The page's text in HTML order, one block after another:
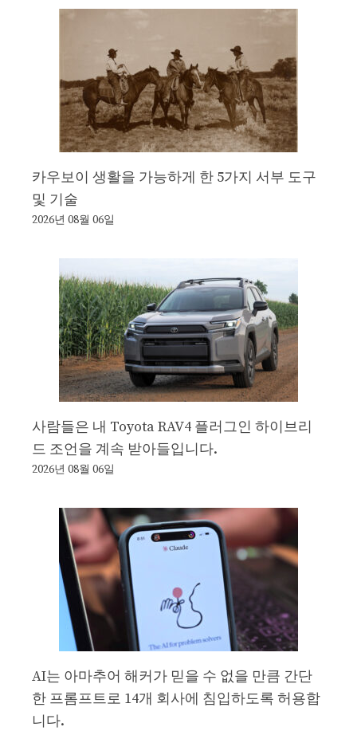
카우보이 생활을 가능하게 한 5가지 서부 도구
및 기술
2026년 08월 06일
사람들은 내 Toyota RAV4 플러그인 하이브리
드 조언을 계속 받아들입니다.
2026년 08월 06일
AI는 아마추어 해커가 믿을 수 없을 만큼 간단
한 프롬프트로 14개 회사에 침입하도록 허용합
니다.